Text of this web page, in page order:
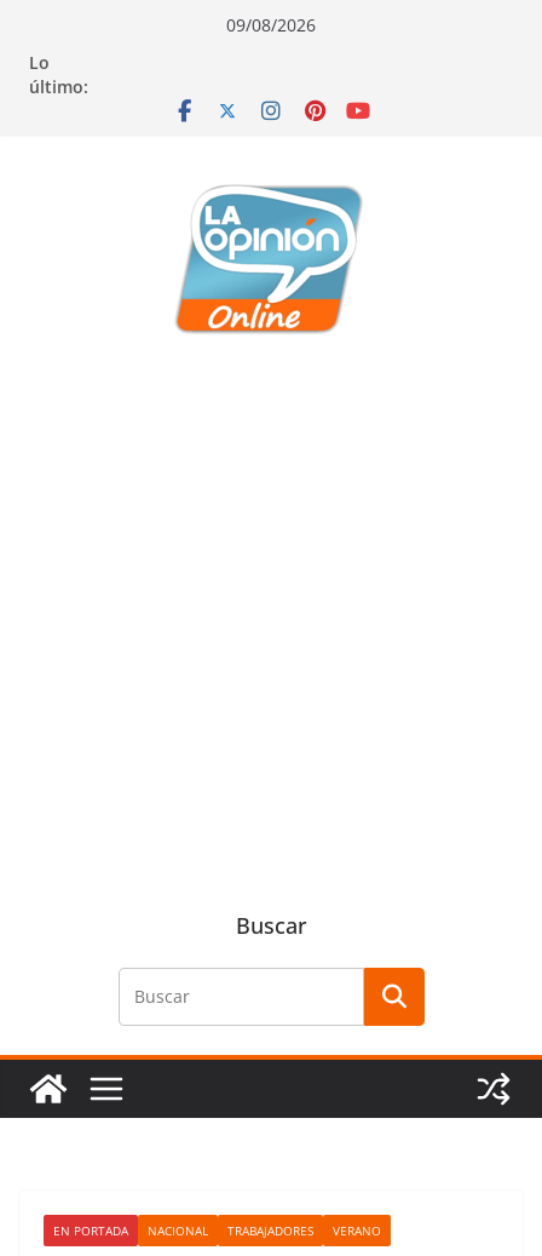
contenido
navegación
contenido
09/08/2026
Lo
último:
Buscar
EN PORTADA NACIONAL TRABAJADORES VERANO